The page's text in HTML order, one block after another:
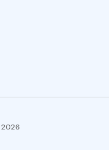
2026